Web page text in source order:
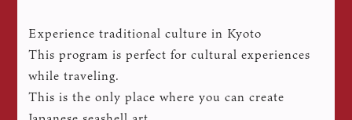
Experience traditional culture in Kyoto
This program is perfect for cultural experiences
while traveling.
This is the only place where you can create